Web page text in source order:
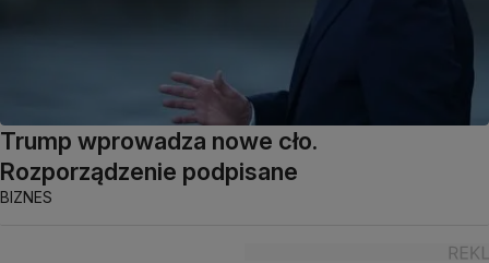
Trump wprowadza nowe cło.
Rozporządzenie podpisane
BIZNES